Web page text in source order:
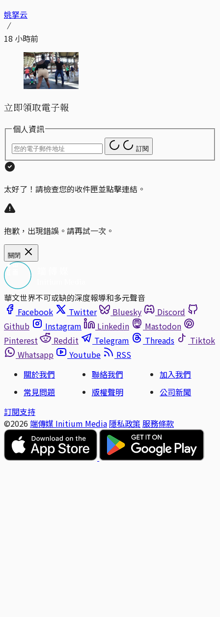
姚拏云
18 小時前
立即領取電子報
個人資訊
訂閱
太好了！請檢查您的收件匣並點擊連結。
抱歉，出現錯誤。請再試一次。
關閉
華文世界不可或缺的深度報導和多元聲音
Facebook
Twitter Bluesky
Discord
Github
Instagram Linkedin
Mastodon
Pinterest
Reddit Telegram Threads
Tiktok
Whatsapp
Youtube
RSS
關於我們
聯絡我們
加入我們
常見問題
版權聲明
公司新聞
訂閱支持
©2026 端傳媒 Initium Media 隱私政策 服務條款